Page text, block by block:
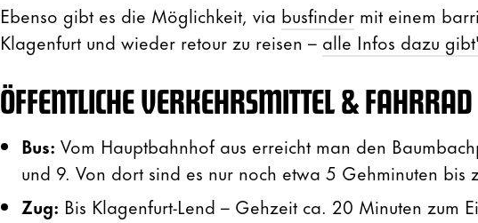
Ebenso gibt es die Möglichkeit, via busfindermit einem
Klagenfurt und wieder retour zu reisen – alle Infos dazu
ÖFFENTLICHE VERKEHRSMITTEL & FAHRRAD
Bus: Vom Hauptbahnhof aus erreicht man den
und 9. Von dort sind es nur noch etwa 5 Gehminuten bis
Zug: Bis Klagenfurt-Lend – Gehzeit ca. 20 Minuten zum